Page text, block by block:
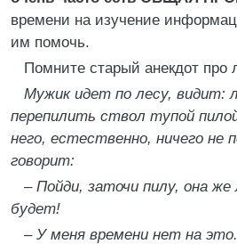
времени на изучение
им помочь.
Помните старый анекдот про
Мужик идет по лесу, видит:
перепилить ствол тупой
него, естественно, ничего не
говорит:
– Пойди, заточи пилу, она
будет!
– У меня времени нет на